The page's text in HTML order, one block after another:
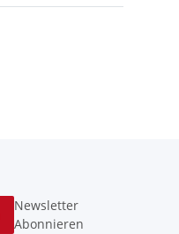
Newsletter
Abonnieren